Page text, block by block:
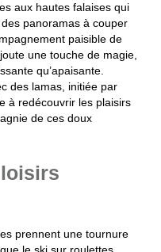
aux hautes falaises qui
panoramas à couper
paisible de
une touche de magie,
qu’apaisante.
des lamas, initiée par
à redécouvrir les plaisirs
de ces doux
prennent une tournure